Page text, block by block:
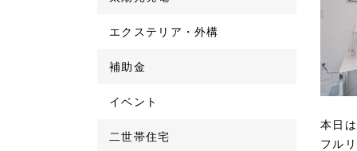
エクステリア・外構
補助金
イベント
二世帯住宅
本日
フル